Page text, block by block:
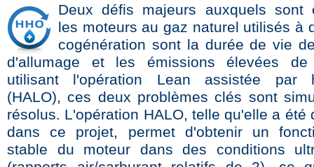
Deux défis majeurs auxquels sont
les moteurs au gaz naturel utilisés à
cogénération sont la durée de vie
d'allumage et les émissions élevées
utilisant l'opération Lean assistée par
(HALO), ces deux problèmes clés sont
résolus. L'opération HALO, telle qu'elle a été
dans ce projet, permet d'obtenir un
stable du moteur dans des conditions